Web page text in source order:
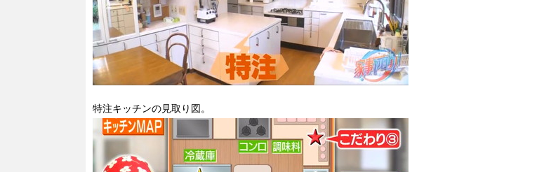
特注キッチンの見取り図。